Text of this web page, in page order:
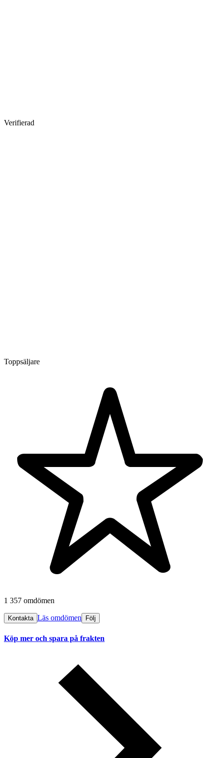
Verifierad
Toppsäljare
1 357 omdömen
Kontakta Läs omdömen Följ
Köp mer och spara på frakten